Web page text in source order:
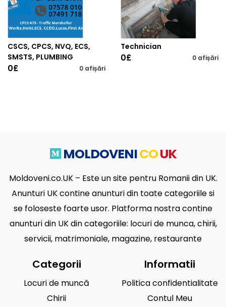
CSCS, CPCS, NVQ, ECS,
SMSTS, PLUMBING
0£ 0 afișări
Technician
0£ 0 afișări
MOLDOVENICOUK
Moldoveni.co.UK – Este un site pentru Romanii din UK.
Anunturi UK contine anunturi din toate categoriile si
se foloseste foarte usor. Platforma nostra contine
anunturi din UK din categoriile: locuri de munca, chirii,
servicii, matrimoniale, magazine, restaurante
Categorii
Locuri de muncă
Chirii
Informatii
Politica confidentialitate
Contul Meu